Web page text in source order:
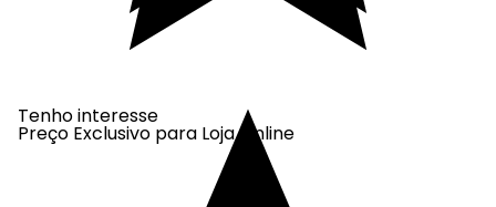
Tenho interesse
Preço Exclusivo para Loja Online